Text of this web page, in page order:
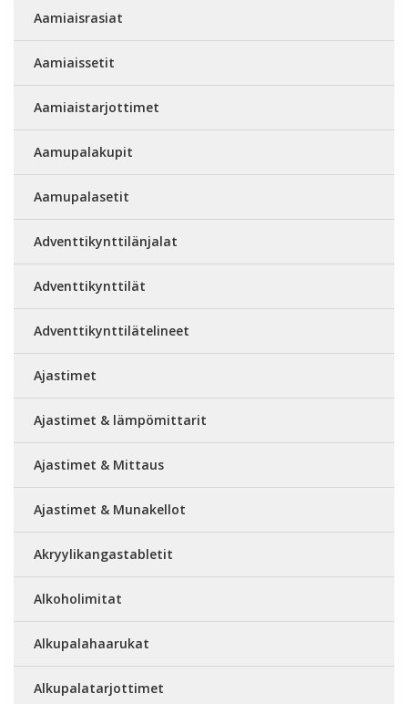
Aamiaisrasiat
Aamiaissetit
Aamiaistarjottimet
Aamupalakupit
Aamupalasetit
Adventtikynttilänjalat
Adventtikynttilät
Adventtikynttilätelineet
Ajastimet
Ajastimet & lämpömittarit
Ajastimet & Mittaus
Ajastimet & Munakellot
Akryylikangastabletit
Alkoholimitat
Alkupalahaarukat
Alkupalatarjottimet